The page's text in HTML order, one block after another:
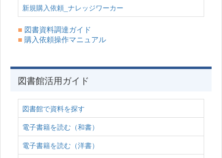
新規購入依頼_ナレッジワーカー
■ 図書資料調達ガイド
■購入依頼操作マニュアル
図書館活用ガイド
図書館で資料を探す
電子書籍を読む（和書）
電子書籍を読む（洋書）